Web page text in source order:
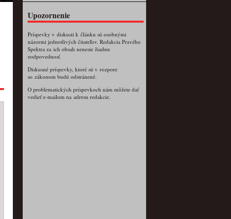
Upozornenie
Príspevky v diskusii k článku sú osobnými
názormi jednotlivých čitateľov. Redakcia Pravého
Spektra za ich obsah nenesie žiadnu
zodpovednosť.
Diskusné príspevky, ktoré sú v rozpore
so zákonom budú odstránené.
O problematických príspevkoch nám môžete dať
vedieť e-mailom na adresu redakcie.